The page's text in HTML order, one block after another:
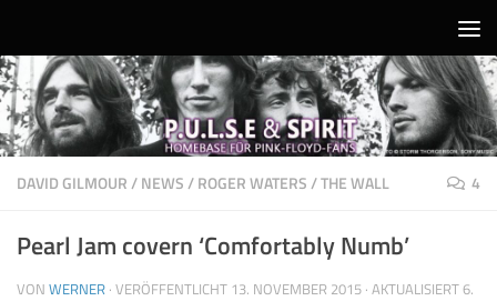
DAVID GILMOUR/NEWS/ROGER WATERS/THE WALL 4
Pearl Jam covern ‘Comfortably Numb’
VON WERNER · VERÖFFENTLICHT 13. NOVEMBER 2015 · AKTUALISIERT6.